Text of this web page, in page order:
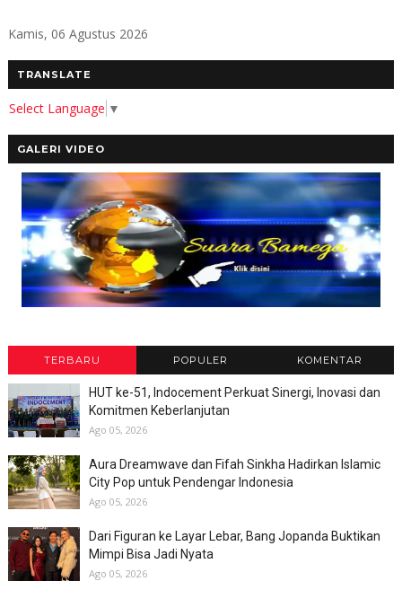
Kamis, 06 Agustus 2026
TRANSLATE
Select Language ▼
GALERI VIDEO
TERBARU POPULER KOMENTAR
HUT ke-51, Indocement Perkuat Sinergi, Inovasi dan
Komitmen Keberlanjutan
Ago 05, 2026
Aura Dreamwave dan Fifah Sinkha Hadirkan Islamic
City Pop untuk Pendengar Indonesia
Ago 05, 2026
Dari Figuran ke Layar Lebar, Bang Jopanda Buktikan
Mimpi Bisa Jadi Nyata
Ago 05, 2026